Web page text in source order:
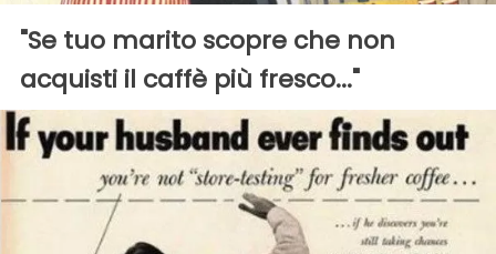
"Se tuo marito scopre che non
acquisti il caffè più fresco..."